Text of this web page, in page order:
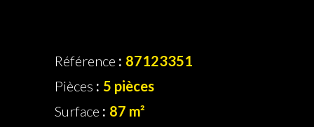
Référence
87123351
Pièces
5 pièces
Surface
87 m²